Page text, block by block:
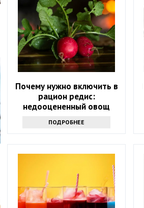
Почему нужно включить в
рацион редис:
недооцененный овощ
ПОДРОБНЕЕ